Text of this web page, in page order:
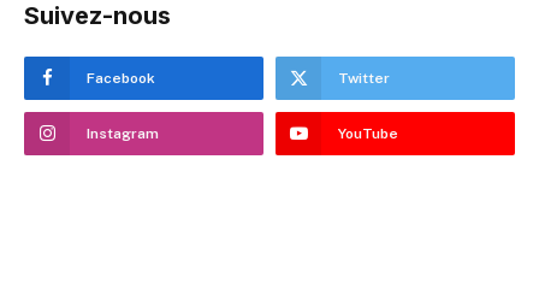
Suivez-nous
Facebook Twitter
Instagram YouTube